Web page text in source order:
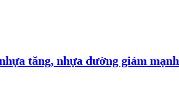
tăng, nhựa đường giảm mạnh